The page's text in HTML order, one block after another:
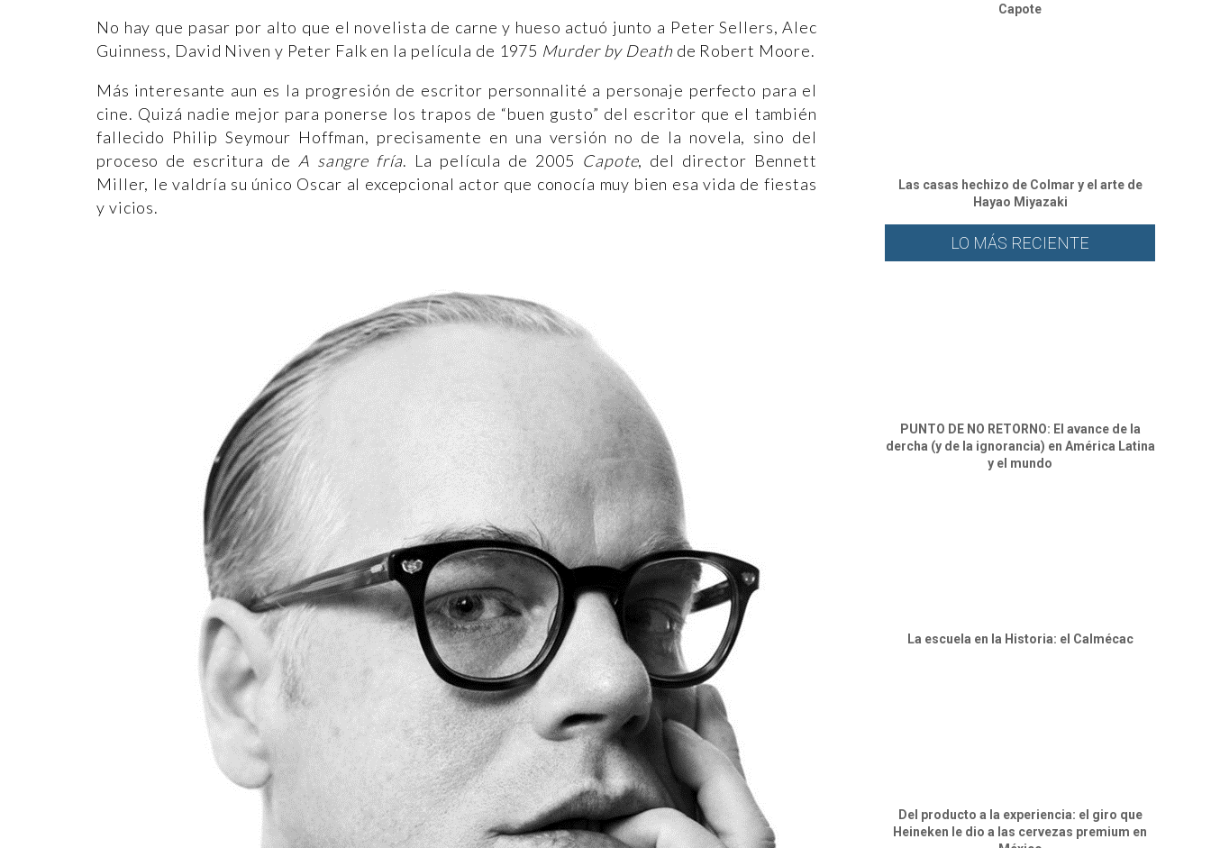
No hay que pasar por alto que el novelista de carne y hueso actuó junto a Peter Sellers, Alec
Guinness, David Niven y Peter Falk en la película de 1975 Murder by Death de Robert Moore.
Más interesante aun es la progresión de escritor personnalité a personaje perfecto para el
cine. Quizá nadie mejor para ponerse los trapos de “buen gusto” del escritor que el también
fallecido Philip Seymour Hoffman, precisamente en una versión no de la novela, sino del
proceso de escritura de A sangre fría. La película de 2005 Capote, del director Bennett
Miller, le valdría su único Oscar al excepcional actor que conocía muy bien esa vida de fiestas
y vicios.
Capote
Las casas hechizo de Colmar y el arte de
Hayao Miyazaki
LO MÁS RECIENTE
PUNTO DE NO RETORNO: El avance de la
dercha (y de la ignorancia) en América Latina
y el mundo
⁠La escuela en la Historia: el Calmécac
Del producto a la experiencia: el giro que
Heineken le dio a las cervezas premium en